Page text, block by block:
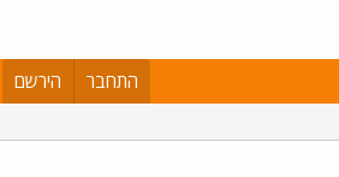
התחבר הירשם